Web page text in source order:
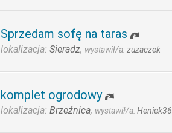
Sprzedam sofę na taras
lokalizacja: Sieradz, wystawił/a:zuzaczek
komplet ogrodowy
lokalizacja: Brzeźnica, wystawił/a:Heniek36